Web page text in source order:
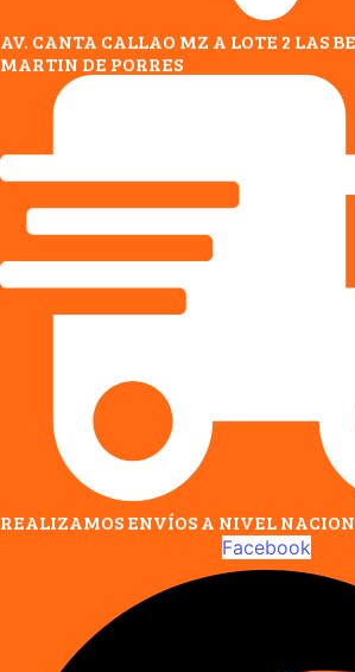
AV. CANTA CALLAO MZ A LOTE 2 LAS
MARTIN DE PORRES
REALIZAMOS ENVÍOS A NIVEL
Facebook